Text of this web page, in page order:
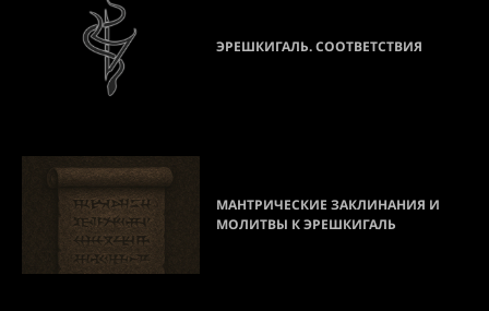
ЭРЕШКИГАЛЬ. СООТВЕТСТВИЯ
МАНТРИЧЕСКИЕ ЗАКЛИНАНИЯ И
МОЛИТВЫ К ЭРЕШКИГАЛЬ